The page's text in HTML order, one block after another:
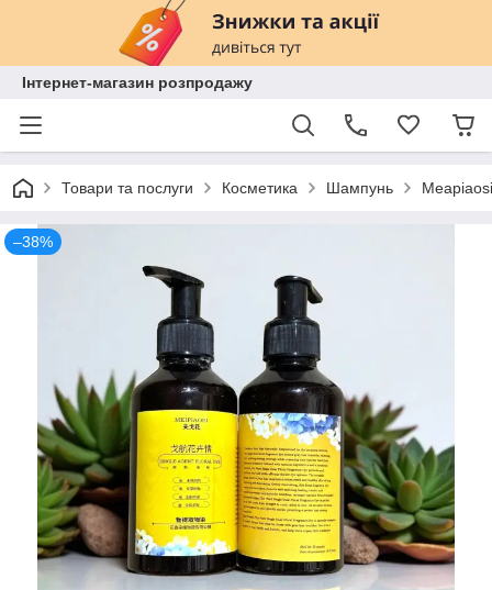
Інтернет-магазин розпродажу
Товари та послуги Косметика Шампунь
–38%